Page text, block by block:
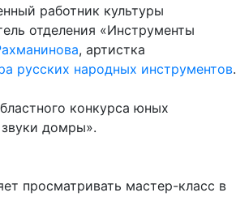
работник культуры
отделения «Инструменты
, артистка
русских народных инструментов.
конкурса юных
домры».
просматривать мастер-класс в